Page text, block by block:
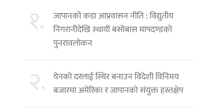
१.
जापानको कडा आप्रवासन नीति : विद्युतीय
निगरानीदेखि स्थायी बसोबास मापदण्डको
पुनरावलोकन
२. येनको दरलाई स्थिर बनाउन विदेशी विनिमय
बजारमा अमेरिका र जापानको संयुक्त हस्तक्षेप